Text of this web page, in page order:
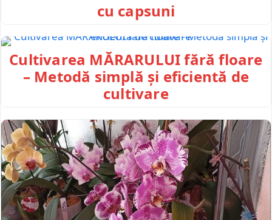
cu capsuni
Cultivarea MĂRARULUI fără floare
– Metodă simplă și eficientă de
cultivare